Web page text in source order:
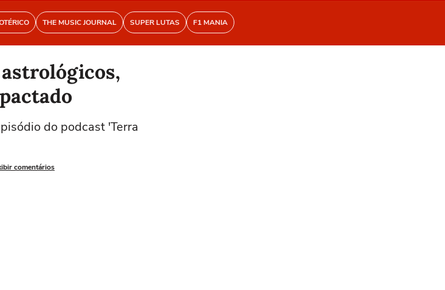
THE MUSIC JOURNAL SUPER LUTAS F1 MANIA
astrológicos,
do podcast 'Terra
comentários